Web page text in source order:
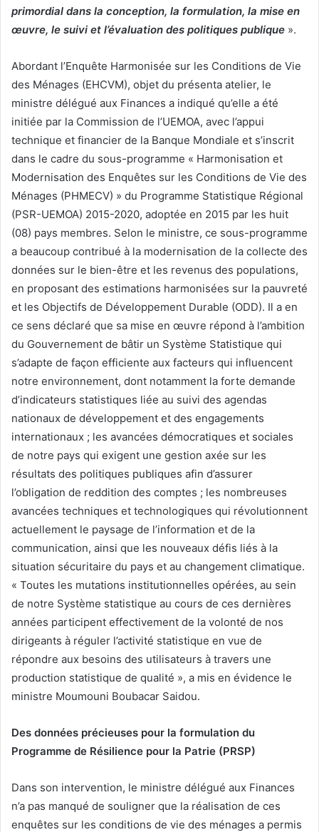
primordial dans la conception, la formulation, la mise en
œuvre, le suivi et l’évaluation des politiques publique ».
Abordant l’Enquête Harmonisée sur les Conditions de Vie
des Ménages (EHCVM), objet du présenta atelier, le
ministre délégué aux Finances a indiqué qu’elle a été
initiée par la Commission de l’UEMOA, avec l’appui
technique et financier de la Banque Mondiale et s’inscrit
dans le cadre du sous-programme « Harmonisation et
Modernisation des Enquêtes sur les Conditions de Vie des
Ménages (PHMECV) » du Programme Statistique Régional
(PSR-UEMOA) 2015-2020, adoptée en 2015 par les huit
(08) pays membres. Selon le ministre, ce sous-programme
a beaucoup contribué à la modernisation de la collecte des
données sur le bien-être et les revenus des populations,
en proposant des estimations harmonisées sur la pauvreté
et les Objectifs de Développement Durable (ODD). Il a en
ce sens déclaré que sa mise en œuvre répond à l’ambition
du Gouvernement de bâtir un Système Statistique qui
s’adapte de façon efficiente aux facteurs qui influencent
notre environnement, dont notamment la forte demande
d’indicateurs statistiques liée au suivi des agendas
nationaux de développement et des engagements
internationaux ; les avancées démocratiques et sociales
de notre pays qui exigent une gestion axée sur les
résultats des politiques publiques afin d’assurer
l’obligation de reddition des comptes ; les nombreuses
avancées techniques et technologiques qui révolutionnent
actuellement le paysage de l’information et de la
communication, ainsi que les nouveaux défis liés à la
situation sécuritaire du pays et au changement climatique.
« Toutes les mutations institutionnelles opérées, au sein
de notre Système statistique au cours de ces dernières
années participent effectivement de la volonté de nos
dirigeants à réguler l’activité statistique en vue de
répondre aux besoins des utilisateurs à travers une
production statistique de qualité », a mis en évidence le
ministre Moumouni Boubacar Saidou.
Des données précieuses pour la formulation du
Programme de Résilience pour la Patrie (PRSP)
Dans son intervention, le ministre délégué aux Finances
n’a pas manqué de souligner que la réalisation de ces
enquêtes sur les conditions de vie des ménages a permis